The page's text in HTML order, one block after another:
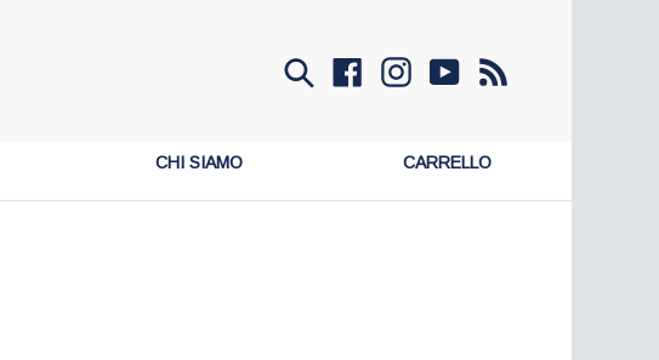
Invia Facebook
Instagram
YouTube
CHI SIAMO CARRELLO